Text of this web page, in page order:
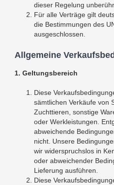
dieser Regelung
Für alle Verträge gilt
die Bestimmungen des
ausgeschlossen.
Allgemeine
1. Geltungsbereich
Diese
sämtlichen Verkäufe von
Zuchttieren, sonstige
oder Werkleistungen.
abweichende
nicht. Unsere
wir widerspruchslos in
oder abweichender
Lieferung ausführen.
Diese